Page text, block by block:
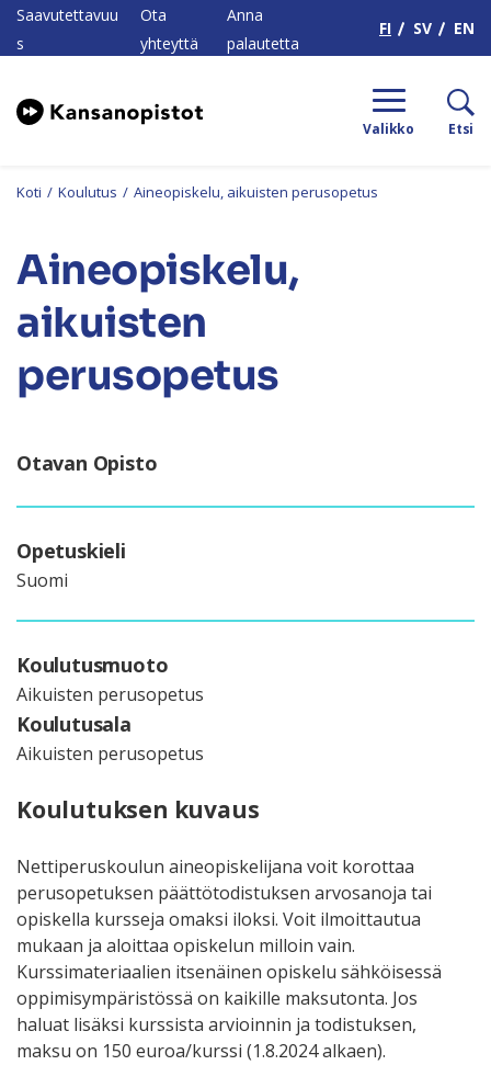
Saavutettavuu
s
Ota
yhteyttä
Anna
palautetta
FI SV EN
Valikko Etsi
Koti / Koulutus / Aineopiskelu, aikuisten perusopetus
Aineopiskelu,
aikuisten
perusopetus
Otavan Opisto
Opetuskieli
Suomi
Koulutusmuoto
Aikuisten perusopetus
Koulutusala
Aikuisten perusopetus
Koulutuksen kuvaus
Nettiperuskoulun aineopiskelijana voit korottaa
perusopetuksen päättötodistuksen arvosanoja tai
opiskella kursseja omaksi iloksi. Voit ilmoittautua
mukaan ja aloittaa opiskelun milloin vain.
Kurssimateriaalien itsenäinen opiskelu sähköisessä
oppimisympäristössä on kaikille maksutonta. Jos
haluat lisäksi kurssista arvioinnin ja todistuksen,
maksu on 150 euroa/kurssi (1.8.2024 alkaen).